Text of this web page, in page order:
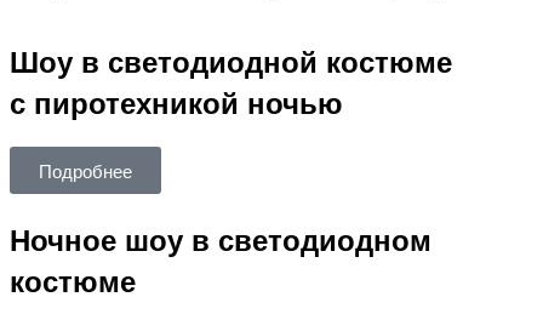
Шоу в светодиодной костюме
с пиротехникой ночью
Подробнее
Ночное шоу в светодиодном
костюме